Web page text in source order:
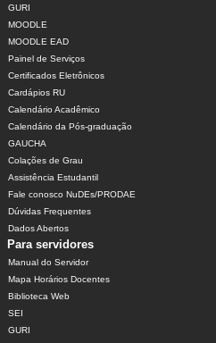
GURI
MOODLE
MOODLE EAD
Painel de Serviços
Certificados Eletrônicos
Cardápios RU
Calendário Acadêmico
Calendário da Pós-graduação
GAUCHA
Colações de Grau
Assistência Estudantil
Fale conosco NuDEs/PRODAE
Dúvidas Frequentes
Dados Abertos
Para servidores
Manual do Servidor
Mapa Horários Docentes
Biblioteca Web
SEI
GURI